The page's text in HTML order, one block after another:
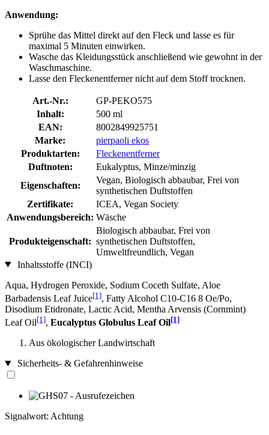
Anwendung:
Sprühe das Mittel direkt auf den Fleck und lasse es für
maximal 5 Minuten einwirken.
Wasche das Kleidungsstück anschließend wie gewohnt in der
Waschmaschine.
Lasse den Fleckenentferner nicht auf dem Stoff trocknen.
Art.-Nr.:
GP-PEKO575
Inhalt:
500 ml
EAN:
8002849925751
Marke:
pierpaoli ekos
Produktarten:
Fleckenentferner
Duftnoten:
Eukalyptus, Minze/minzig
Eigenschaften:
Vegan, Biologisch abbaubar, Frei von
synthetischen Duftstoffen
Zertifikate:
ICEA, Vegan Society
Anwendungsbereich: Wäsche
Produkteigenschaft:
Biologisch abbaubar, Frei von
synthetischen Duftstoffen,
Umweltfreundlich, Vegan
Inhaltsstoffe (INCI)
Aqua, Hydrogen Peroxide, Sodium Coceth Sulfate, Aloe
Barbadensis Leaf Juice[1], Fatty Alcohol C10-C16 8 Oe/Po,
Disodium Etidronate, Lactic Acid, Mentha Arvensis (Cornmint)
Leaf Oil[1], Eucalyptus Globulus Leaf Oil[1]
Aus ökologischer Landwirtschaft
Sicherheits- & Gefahrenhinweise
Signalwort: Achtung